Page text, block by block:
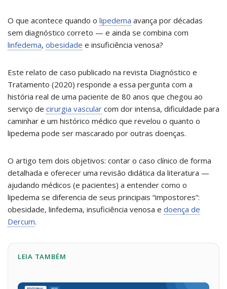
O que acontece quando o lipedema avança por décadas
sem diagnóstico correto — e ainda se combina com
linfedema, obesidade e insuficiência venosa?
Este relato de caso publicado na revista Diagnóstico e
Tratamento (2020) responde a essa pergunta com a
história real de uma paciente de 80 anos que chegou ao
serviço de cirurgia vascular com dor intensa, dificuldade para
caminhar e um histórico médico que revelou o quanto o
lipedema pode ser mascarado por outras doenças.
O artigo tem dois objetivos: contar o caso clínico de forma
detalhada e oferecer uma revisão didática da literatura —
ajudando médicos (e pacientes) a entender como o
lipedema se diferencia de seus principais “impostores”:
obesidade, linfedema, insuficiência venosa e doença de
Dercum.
LEIA TAMBÉM